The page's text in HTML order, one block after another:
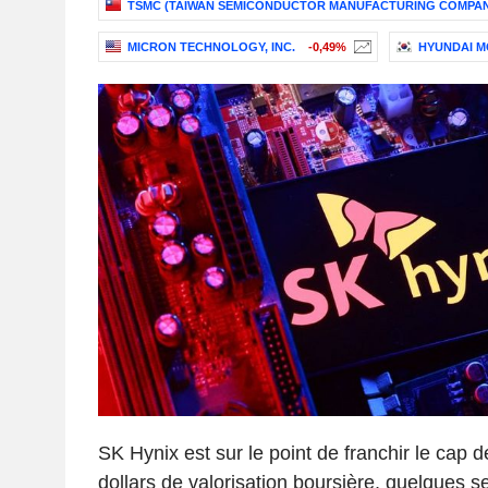
TSMC (TAIWAN SEMICONDUCTOR MANUFACTURING
MICRON TECHNOLOGY, INC. -0,49% HYUNDAI
SK Hynix est sur le point de franchir le cap
dollars de valorisation boursière, quelques